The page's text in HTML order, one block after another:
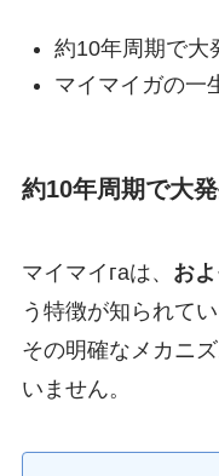
約10年周期で大
マイマイガの
約10年周期で大
マイマイгаは、 お
う特徴が知られて
その明確なメカニ
いません。